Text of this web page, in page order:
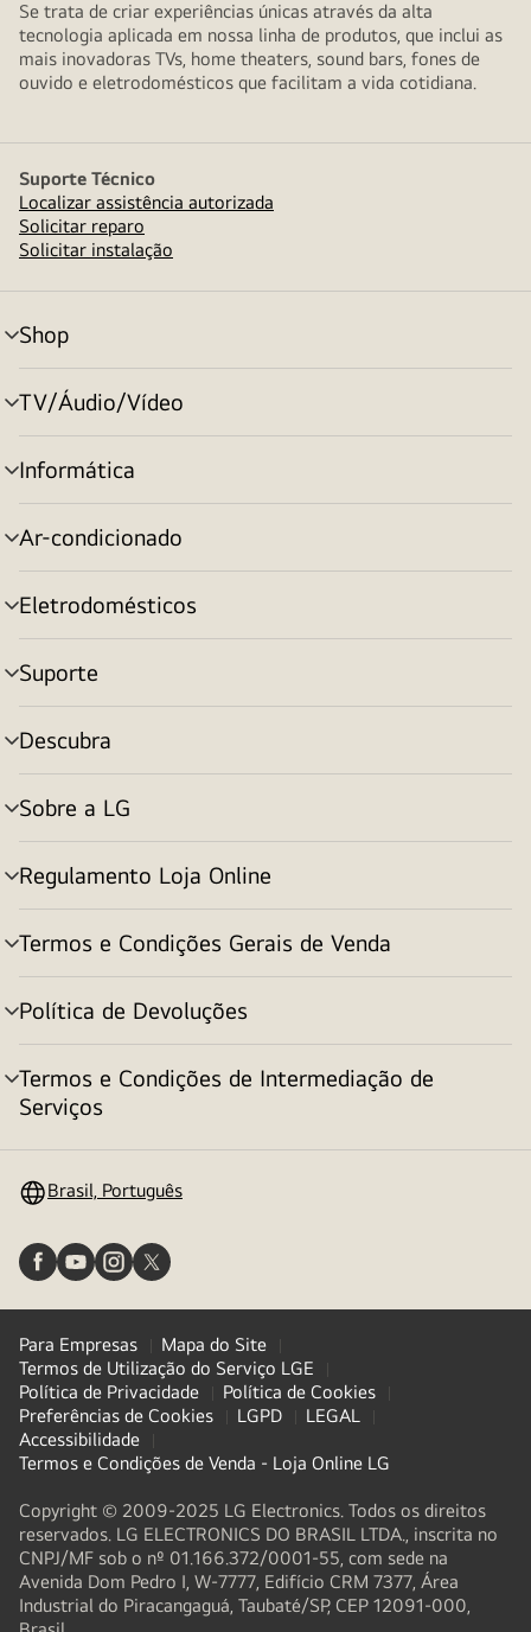
Se trata de criar experiências únicas através da alta
tecnologia aplicada em nossa linha de produtos, que inclui as
mais inovadoras TVs, home theaters, sound bars, fones de
ouvido e eletrodomésticos que facilitam a vida cotidiana.
Suporte Técnico
Localizar assistência autorizada
Solicitar reparo
Solicitar instalação
Shop
alternar
menu
TV/Áudio/Vídeo
alternar
menu
Informática
alternar
menu
Ar-condicionado
alternar
menu
Eletrodomésticos
alternar
menu
Suporte
alternar
menu
Descubra
alternar
menu
Sobre a LG
alternar
menu
Regulamento Loja Online
alternar
menu
Termos e Condições Gerais de Venda
alternar
menu
Política de Devoluções
alternar
menu
Termos e Condições de Intermediação de
Serviços
alternar
Brasil, Português
Para Empresas
Mapa do Site
Termos de Utilização do Serviço LGE
Política de Privacidade
Política de Cookies
Preferências de Cookies
LGPD
LEGAL
Accessibilidade
Termos e Condições de Venda - Loja Online LG
Copyright © 2009-2025 LG Electronics. Todos os direitos
reservados. LG ELECTRONICS DO BRASIL LTDA., inscrita no
CNPJ/MF sob o nº 01.166.372/0001-55, com sede na
Avenida Dom Pedro I, W-7777, Edifício CRM 7377, Área
Industrial do Piracangaguá, Taubaté/SP, CEP 12091-000,